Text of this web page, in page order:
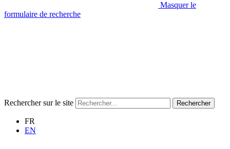
Masquer le
formulaire de recherche
Rechercher sur le site Rechercher
FR
EN